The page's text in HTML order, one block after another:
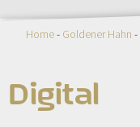
Home- Goldener Hahn -
Digital